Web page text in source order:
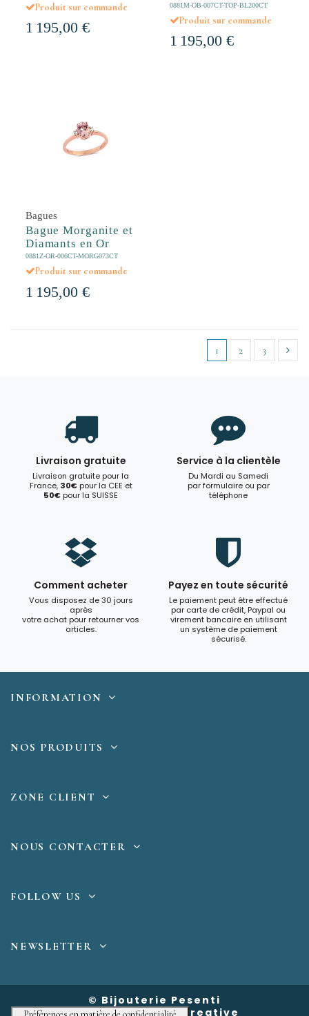
Produit sur commande
1 195,00 €
0881M-OB-007CT-TOP-BL200CT
Produit sur commande
1 195,00 €
Bagues
Bague Morganite et
Diamants en Or
0881Z-OR-006CT-MORG073CT
Produit sur commande
1 195,00 €
1 2 3
Livraison gratuite
Livraison gratuite pour la
France, 30€pour la CEE et
50€pour la SUISSE
Service à la clientèle
Du Mardi au Samedi
par formulaire ou par
téléphone
Comment acheter
Vous disposez de 30 jours
après
votre achat pour retourner vos
articles.
Payez en toute sécurité
Le paiement peut être effectué
par carte de crédit, Paypal ou
virement bancaire en utilisant
un système de paiement
sécurisé.
INFORMATION
NOS PRODUITS
ZONE CLIENT
NOUS CONTACTER
FOLLOW US
NEWSLETTER
© Bijouterie Pesenti
Powered byClaimCreative